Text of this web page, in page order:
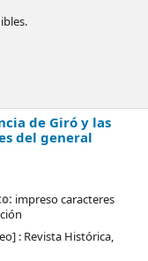
de Giró y las
del general
impreso caracteres
: Revista Histórica,